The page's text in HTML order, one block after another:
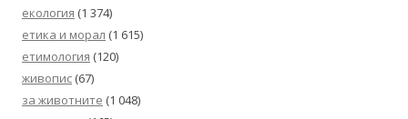
екология (1 374)
етика и морал (1 615)
етимология (120)
живопис (67)
за животните (1 048)